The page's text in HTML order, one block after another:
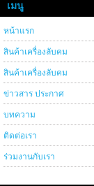
เมนู
หน้าแรก
สินค้าเครื่องลับคม
สินค้าเครื่องลับคม
ข่าวสาร ประกาศ
บทความ
ติดต่อเรา
ร่วมงานกับเรา